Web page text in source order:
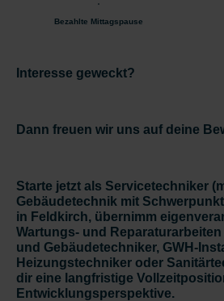
Bezahlte Mittagspause
Interesse geweckt?
Dann freuen wir uns auf deine
Starte jetzt als Servicetechniker
Gebäudetechnik mit
in Feldkirch, übernimm
Wartungs- und
und Gebäudetechniker, GWH-
Heizungstechniker oder
dir eine langfristige
Entwicklungsperspektive.